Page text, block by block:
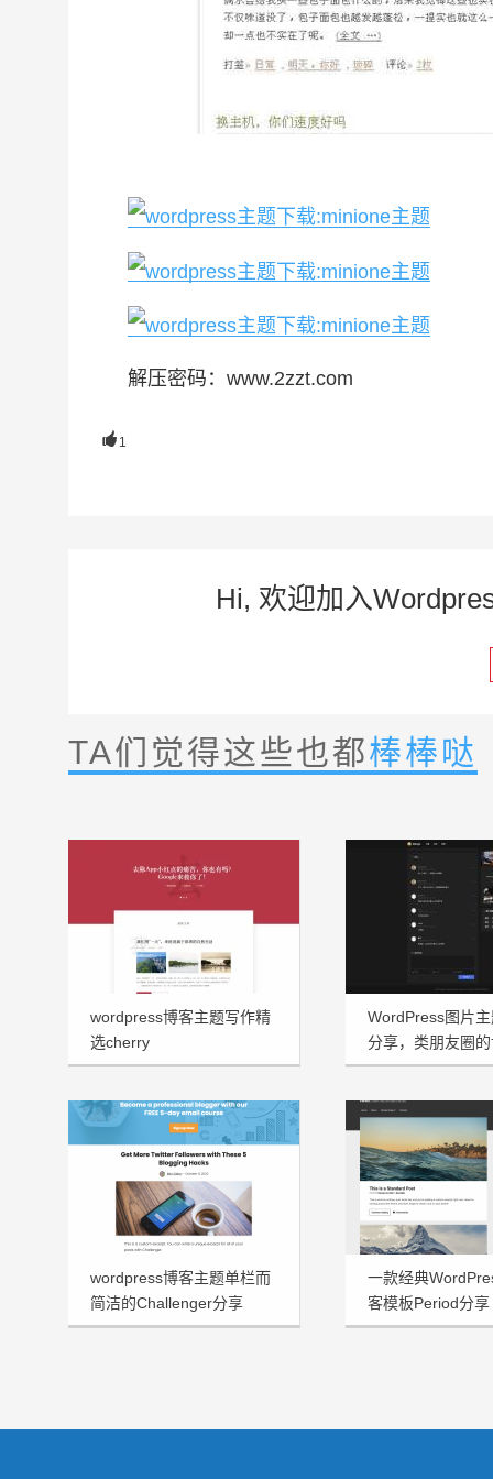
解压密码：www.2zzt.com
 1
Hi, 欢迎加入
TA们觉得这些也都棒棒哒
wordpress博客主题写作精
选cherry
WordPress图片
分享，类朋友圈
wordpress博客主题单栏而
简洁的Challenger分享
一款经典
客模板Period分享